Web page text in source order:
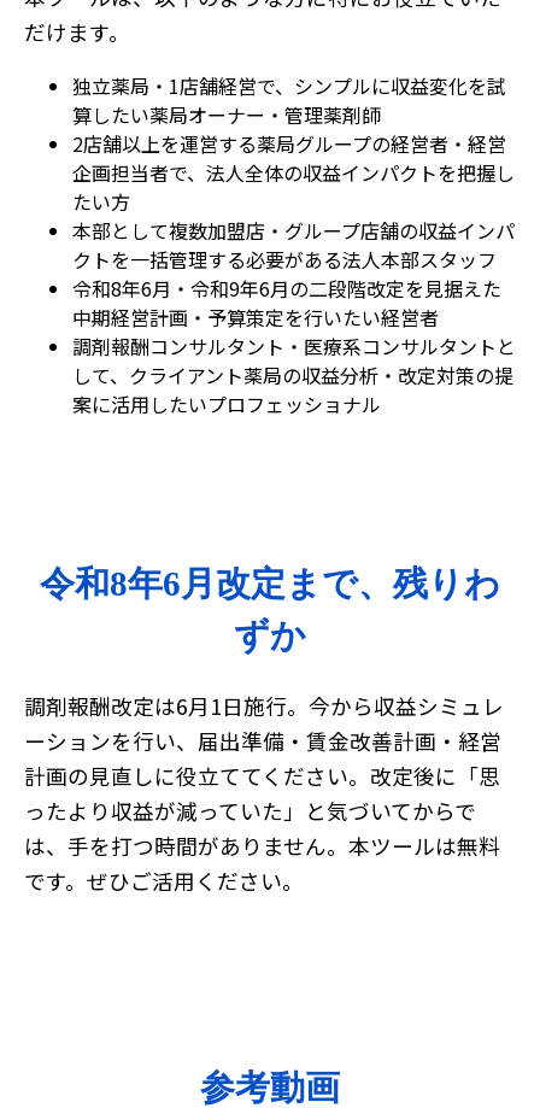
だけます。
独立薬局・1店舗経営で、シンプルに収益変化を試
算したい薬局オーナー・管理薬剤師
2店舗以上を運営する薬局グループの経営者・経営
企画担当者で、法人全体の収益インパクトを把握し
たい方
本部として複数加盟店・グループ店舗の収益インパ
クトを一括管理する必要がある法人本部スタッフ
令和8年6月・令和9年6月の二段階改定を見据えた
中期経営計画・予算策定を行いたい経営者
調剤報酬コンサルタント・医療系コンサルタントと
して、クライアント薬局の収益分析・改定対策の提
案に活用したいプロフェッショナル
令和8年6月改定まで、残りわ
ずか
調剤報酬改定は6月1日施行。今から収益シミュレ
ーションを行い、届出準備・賃金改善計画・経営
計画の見直しに役立ててください。改定後に「思
ったより収益が減っていた」と気づいてからで
は、手を打つ時間がありません。本ツールは無料
です。ぜひご活用ください。
参考動画